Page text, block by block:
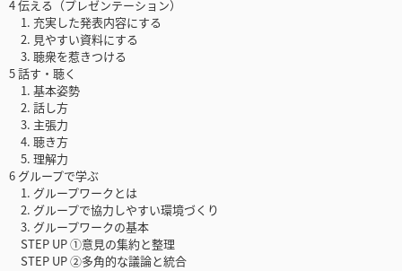
4 伝える（プレゼンテーション）
1. 充実した発表内容にする
2. 見やすい資料にする
3. 聴衆を惹きつける
5 話す・聴く
1. 基本姿勢
2. 話し方
3. 主張力
4. 聴き方
5. 理解力
6 グループで学ぶ
1. グループワークとは
2. グループで協力しやすい環境づくり
3. グループワークの基本
STEP UP ①意見の集約と整理
STEP UP ②多角的な議論と統合